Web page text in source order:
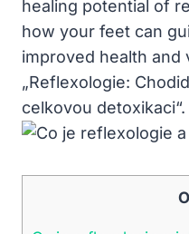
healing potential of
how your feet can
improved health and
„Reflexologie:
celkovou detoxikaci“.